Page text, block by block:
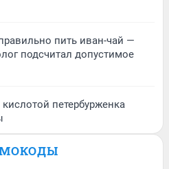
пить иван-чай —
подсчитал допустимое
петербурженка